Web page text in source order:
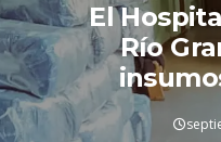
El
Río